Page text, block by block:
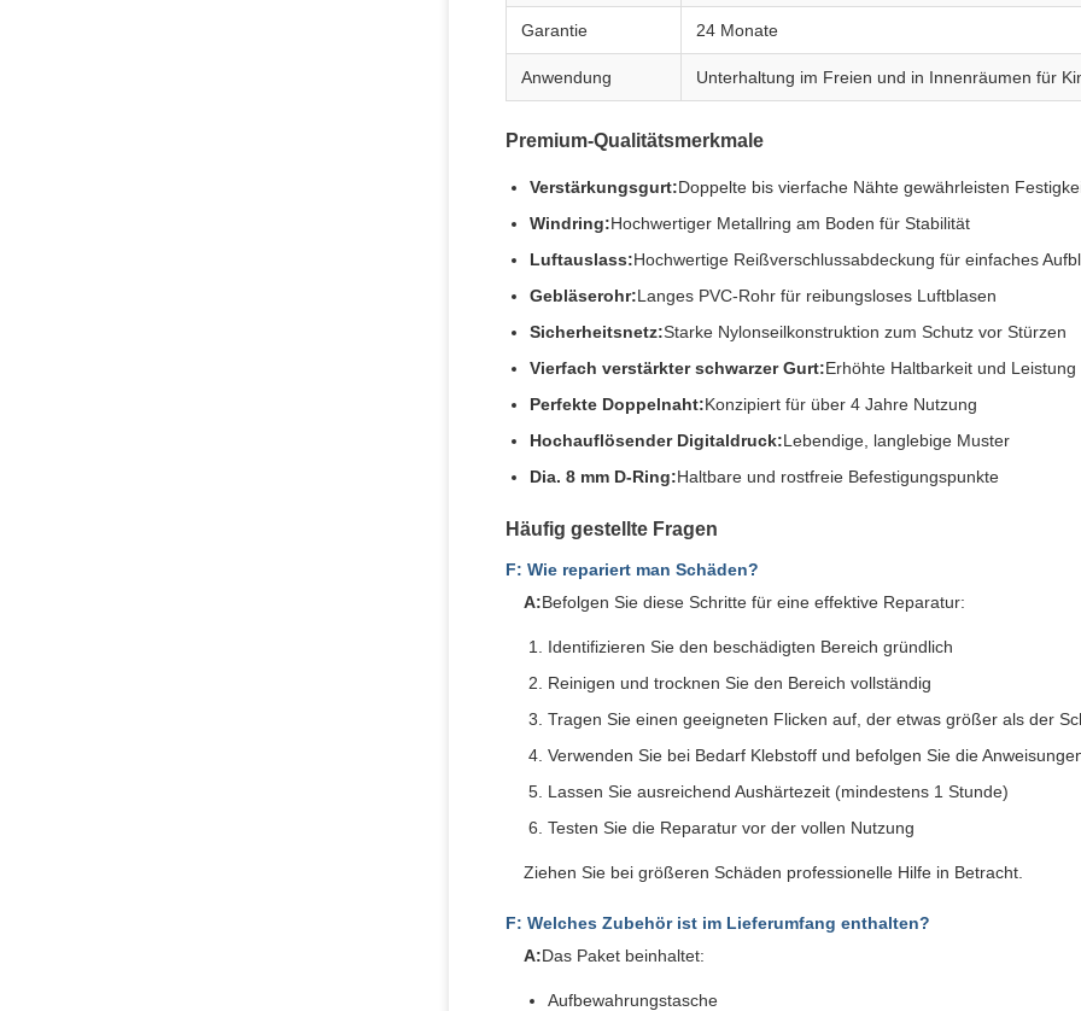
Garantie 24 Monate
Anwendung Unterhaltung im Freien und in Innenräumen für
Premium-Qualitätsmerkmale
Verstärkungsgurt:Doppelte bis vierfache Nähte gewährleisten
Windring:Hochwertiger Metallring am Boden für Stabilität
Luftauslass:Hochwertige Reißverschlussabdeckung für einfaches
Gebläserohr:Langes PVC-Rohr für reibungsloses Luftblasen
Sicherheitsnetz:Starke Nylonseilkonstruktion zum Schutz vor Stürzen
Vierfach verstärkter schwarzer Gurt:Erhöhte Haltbarkeit und Leistung
Perfekte Doppelnaht:Konzipiert für über 4 Jahre Nutzung
Hochauflösender Digitaldruck:Lebendige, langlebige Muster
Dia. 8 mm D-Ring:Haltbare und rostfreie Befestigungspunkte
Häufig gestellte Fragen
F: Wie repariert man Schäden?
A:Befolgen Sie diese Schritte für eine effektive Reparatur:
Identifizieren Sie den beschädigten Bereich gründlich
Reinigen und trocknen Sie den Bereich vollständig
Tragen Sie einen geeigneten Flicken auf, der etwas größer als der
Verwenden Sie bei Bedarf Klebstoff und befolgen Sie die
Lassen Sie ausreichend Aushärtezeit (mindestens 1 Stunde)
Testen Sie die Reparatur vor der vollen Nutzung
Ziehen Sie bei größeren Schäden professionelle Hilfe in Betracht.
F: Welches Zubehör ist im Lieferumfang enthalten?
A:Das Paket beinhaltet:
Aufbewahrungstasche